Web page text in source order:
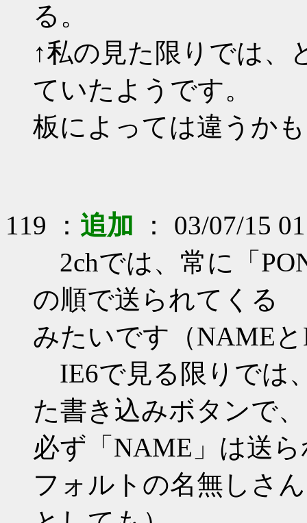
る。
↑私の見た限りでは、
ていたようです。
板によっては違うか
119 ： 追加 ： 03/07/15
2chでは、常に「
の順で送られてくる
みたいです（NAME
IE6で見る限りでは
た書き込みボタンで、
必ず「NAME」は送
フォルトの名無しさ